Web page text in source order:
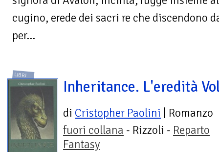
cugino, erede dei sacri re che discendono
per...
LIBRI
Inheritance. L'eredità
di Cristopher Paolini | Romanzo
fuori collana - Rizzoli - Reparto
Fantasy